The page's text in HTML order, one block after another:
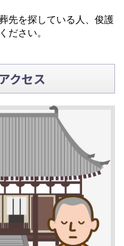
先を探している人、俊護
ださい。
クセス